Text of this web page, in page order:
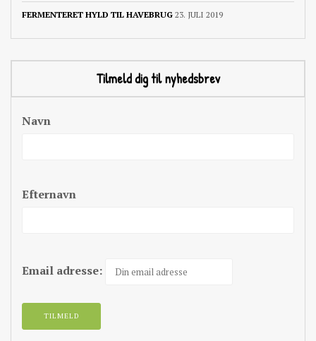
FERMENTERET HYLD TIL HAVEBRUG 23. JULI 2019
Tilmeld dig til nyhedsbrev
Navn
Efternavn
Email adresse: